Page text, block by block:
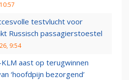
testvlucht voor
Russisch passagierstoestel
9:54
KLM aast op terugwinnen
‘hoofdpijn bezorgend’